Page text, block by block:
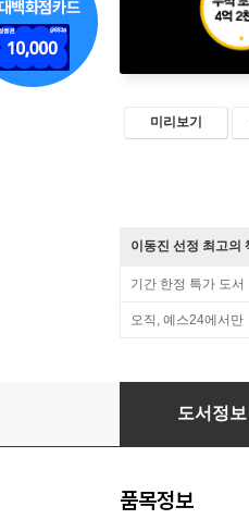
미리보기
이동진 선정 최고의
기간 한정 특가 도서
오직, 예스24에서만
딱 1분만 읽어봐
도서정보
품목정보